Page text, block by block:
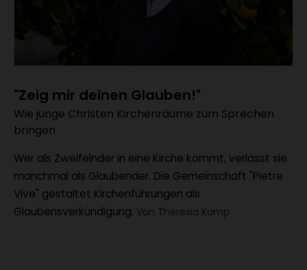
"Zeig mir deinen Glauben!"
:
Wie junge Christen Kirchenräume zum Sprechen
bringen
Wer als Zweifelnder in eine Kirche kommt, verlässt sie
manchmal als Glaubender. Die Gemeinschaft "Pietre
Vive" gestaltet Kirchenführungen als
Glaubensverkündigung. Von Theresia Kamp